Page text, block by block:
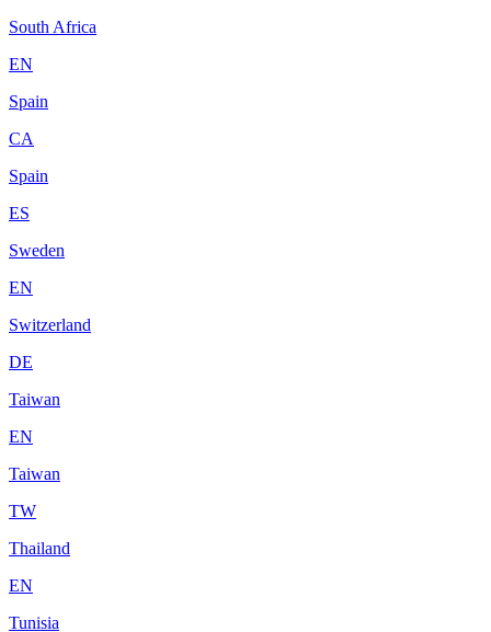
South Africa
EN
Spain
CA
Spain
ES
Sweden
EN
Switzerland
DE
Taiwan
EN
Taiwan
TW
Thailand
EN
Tunisia